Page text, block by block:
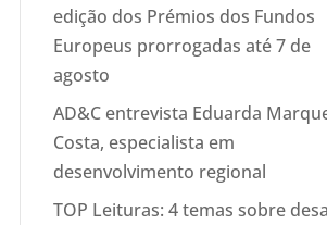
edição dos Prémios dos Fundos
Europeus prorrogadas até 7 de
agosto
AD&C entrevista Eduarda
Costa, especialista em
desenvolvimento regional
TOP Leituras: 4 temas sobre